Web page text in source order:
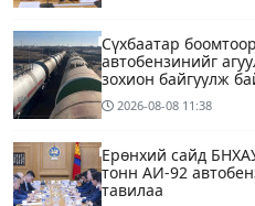
Сүхбаатар
автобензинийг
зохион байгуулж
2026-08-08 11:38
Ерөнхий сайд
тонн АИ-92
тавилаа